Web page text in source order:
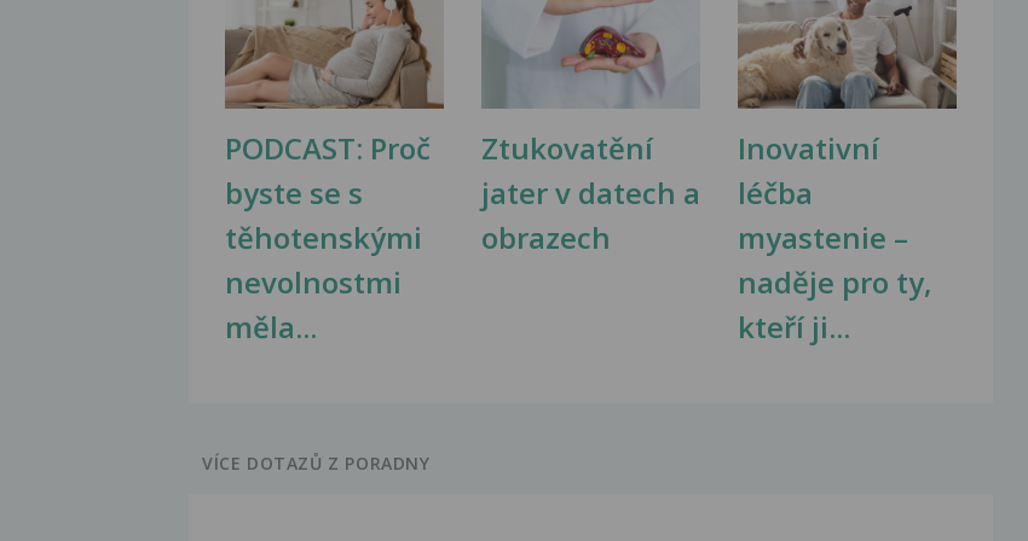
PODCAST: Proč
byste se s
těhotenskými
nevolnostmi
měla...
Ztukovatění
jater v datech a
obrazech
Inovativní
léčba
myastenie –
naděje pro ty,
kteří ji...
VÍCE DOTAZŮ Z PORADNY